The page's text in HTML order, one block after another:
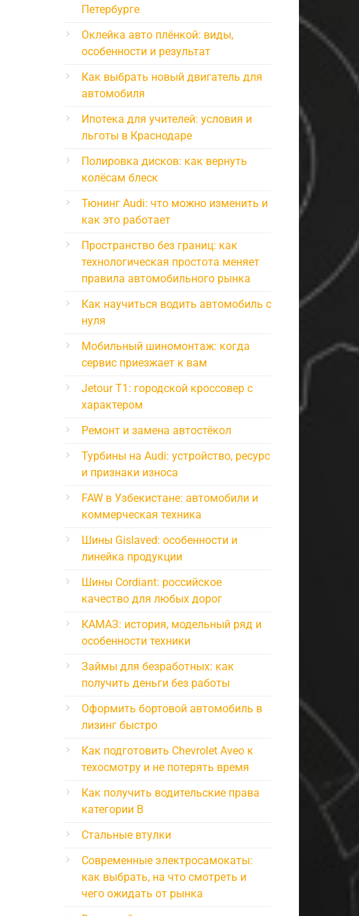
Петербурге
Оклейка авто плёнкой: виды,
особенности и результат
Как выбрать новый двигатель для
автомобиля
Ипотека для учителей: условия и
льготы в Краснодаре
Полировка дисков: как вернуть
колёсам блеск
Тюнинг Audi: что можно изменить и
как это работает
Пространство без границ: как
технологическая простота меняет
правила автомобильного рынка
Как научиться водить автомобиль с
нуля
Мобильный шиномонтаж: когда
сервис приезжает к вам
Jetour T1: городской кроссовер с
характером
Ремонт и замена автостёкол
Турбины на Audi: устройство, ресурс
и признаки износа
FAW в Узбекистане: автомобили и
коммерческая техника
Шины Gislaved: особенности и
линейка продукции
Шины Cordiant: российское
качество для любых дорог
КАМАЗ: история, модельный ряд и
особенности техники
Займы для безработных: как
получить деньги без работы
Оформить бортовой автомобиль в
лизинг быстро
Как подготовить Chevrolet Aveo к
техосмотру и не потерять время
Как получить водительские права
категории B
Стальные втулки
Современные электросамокаты:
как выбрать, на что смотреть и
чего ожидать от рынка